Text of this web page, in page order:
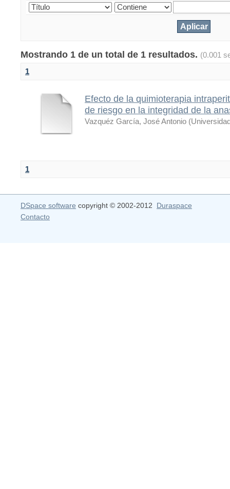
Mostrando 1 de un total de 1 resultados. (0.001
1
Efecto de la quimioterapia
de riesgo en la integridad de la
Vazquéz García, José Antonio (
1
DSpace software copyright © 2002-2012 Duraspace
Contacto